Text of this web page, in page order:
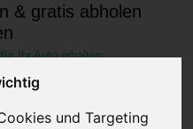
und Targeting
& gratis abholen
Ihr Auto erhalten